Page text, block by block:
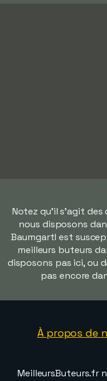
Notez qu'il s'agit des
nous disposons
Baumgartl est
meilleurs buteurs
disposons pas ici, ou
pas encore
À propos de
MeilleursButeurs.fr